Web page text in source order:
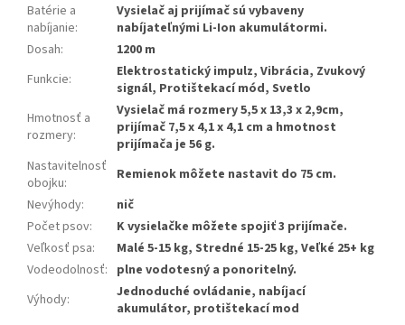
Batérie a
nabíjanie:
Vysielač aj prijímač sú vybaveny
nabíjateľnými Li-Ion akumulátormi.
Dosah:
1200 m
Funkcie:
Elektrostatický impulz, Vibrácia, Zvukový
signál, Protištekací mód, Svetlo
Hmotnosť a
rozmery:
Vysielač má rozmery 5,5 x 13,3 x 2,9cm,
prijímač 7,5 x 4,1 x 4,1 cm a hmotnost
prijímača je 56 g.
Nastavitelnosť
obojku:
Remienok môžete nastavit do 75 cm.
Nevýhody:
nič
Počet psov:
K vysielačke môžete spojiť 3 prijímače.
Veľkosť psa:
Malé 5-15 kg, Stredné 15-25 kg, Veľké 25+ kg
Vodeodolnosť: plne vodotesný a ponoritelný.
Výhody:
Jednoduché ovládanie, nabíjací
akumulátor, protištekací mod